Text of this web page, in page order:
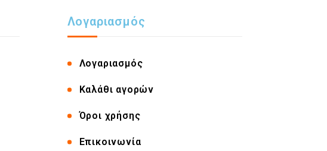
Λογαριασμός
Λογαριασμός
Καλάθι αγορών
Όροι χρήσης
Επικοινωνία